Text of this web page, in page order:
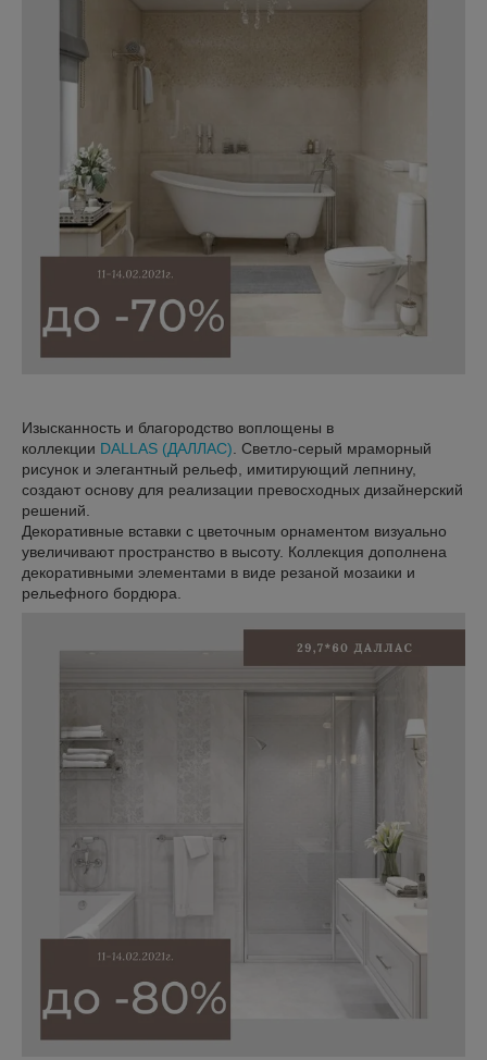
Изысканность и благородство воплощены в
коллекции DALLAS (ДАЛЛАС). Светло-серый мраморный
рисунок и элегантный рельеф, имитирующий лепнину,
создают основу для реализации превосходных дизайнерский
решений.
Декоративные вставки с цветочным орнаментом визуально
увеличивают пространство в высоту. Коллекция дополнена
декоративными элементами в виде резаной мозаики и
рельефного бордюра.